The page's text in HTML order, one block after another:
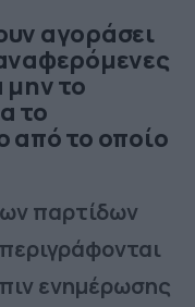
αγοράσει
μην το
το
από το οποίο
παρτίδων
ενημέρωσης